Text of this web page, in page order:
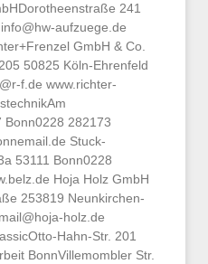
241
info@hw-aufzuege.de
GmbH & Co.
50825 Köln-Ehrenfeld
f.de www.richter-
Bonn0228 282173
Stuck-
53111 Bonn0228
Hoja Holz GmbH
253819 Neunkirchen-
mail@hoja-holz.de
Hahn-Str. 201
BonnVillemombler Str.